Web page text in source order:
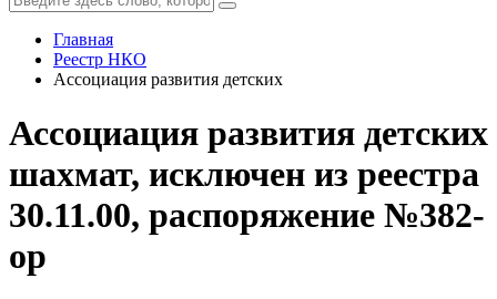
Главная
Реестр НКО
Ассоциация развития детских
Ассоциация развития детских
шахмат, исключен из реестра
30.11.00, распоряжение №382-
ор